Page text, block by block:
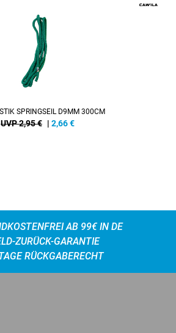
SPRINGSEIL D9MM 300CM
UVP 2,95 € | 2,66€
AB 99€ IN DE
ZURÜCK-GARANTIE
RÜCKGABERECHT